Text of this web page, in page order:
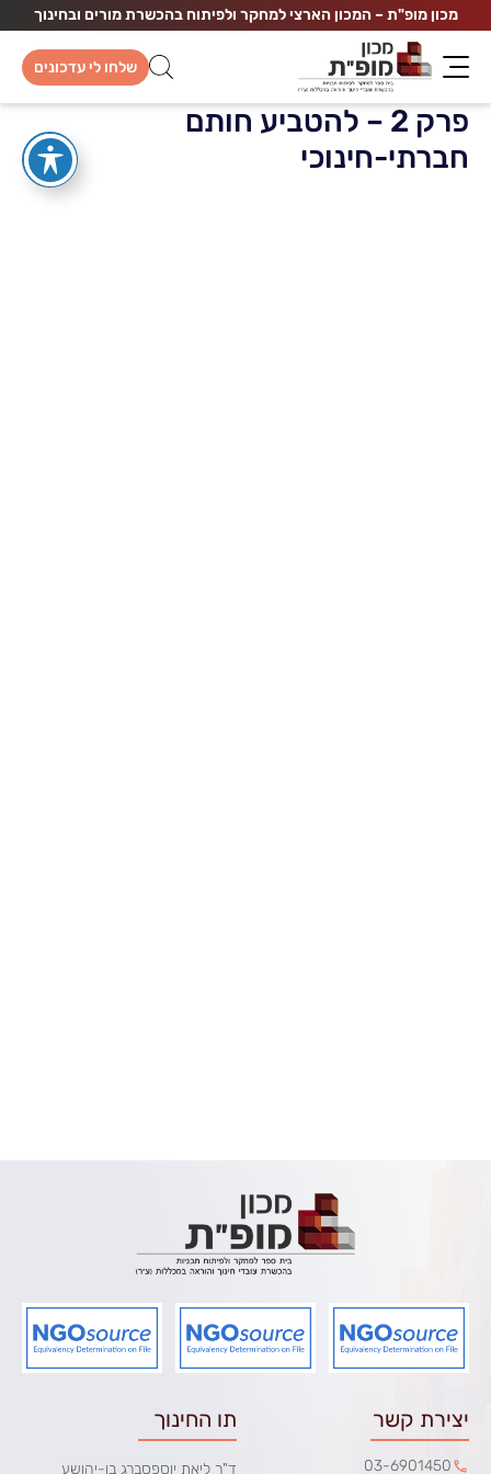
מכון מופ"ת – המכון הארצי למחקר ולפיתוח בהכשרת מורים ובחינוך
שלחו לי עדכונים
פרק 2 – להטביע חותם
חברתי-חינוכי
יצירת קשר
03-6901450
תו החינוך
ד"ר ליאת יוספסברג בן-יהושע